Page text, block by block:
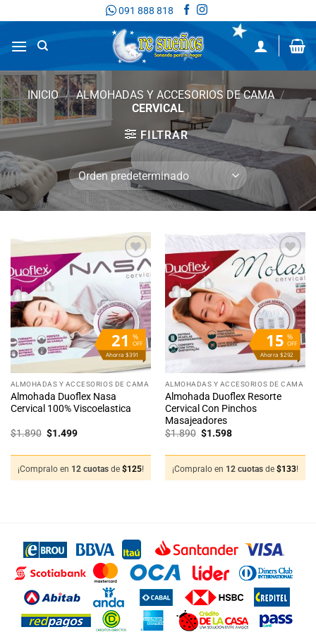
al
contenido
091 888 818
INICIO / ALMOHADAS Y ACCESORIOS DE CAMA /
CERVICAL
FILTRAR
%
OFF
21
Ahorra $391
Añadir
a la
deseos
ALMOHADAS Y ACCESORIOS DE CAMA
Almohada Duoflex Nasa
Cervical 100% Viscoelastica
$1.890 El
$1.890.
$1.499El
$1.499.
¡Compralo en 12 cuotas de $125!
%
OFF
15
Ahorra $292
Añadir
a la
lista
de
deseos
ALMOHADAS Y ACCESORIOS DE CAMA
Almohada Duoflex Resorte
Cervical Con Pinchos
Masajeadores
$1.890 El
$1.890.
$1.598El
$1.598.
¡Compralo en 12 cuotas de $133!